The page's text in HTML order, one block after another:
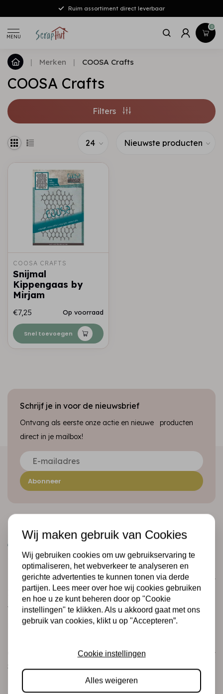
Ruim assortiment direct leverbaar
MENU
0
| Merken | COOSA Crafts
COOSA Crafts
Filters
COOSA CRAFTS
Snijmal
Kippengaas by
Mirjam
€7,25 Op voorraad
Snel toevoegen
Schrijf je in voor de nieuwsbrief
Ontvang als eerste onze actie en nieuwe producten
direct in je mailbox!
Abonneer
Klantenservice
Informatie
Verzending en retourneren
Betalingsmogelijkheden
Scrapbooking
Wij maken gebruik van Cookies
Wij gebruiken cookies om uw gebruikservaring te
optimaliseren, het webverkeer te analyseren en
gerichte advertenties te kunnen tonen via derde
partijen. Lees meer over hoe wij cookies gebruiken
en hoe u ze kunt beheren door op "Cookie
instellingen" te klikken. Als u akkoord gaat met ons
gebruik van cookies, klikt u op "Accepteren”.
Cookie instellingen
Alles weigeren